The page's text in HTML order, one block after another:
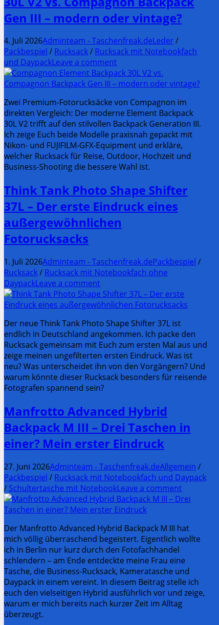
Gen III – modern oder vintage?
4. Juli 2026Adminteam - Taschenfreak.deLeder /
Packbespiel / Rucksack/ Rucksack mit Notebookfach
und DaypackLeave a comment
Zwei Premium-Fotorucksäcke von Compagnon im
direkten Vergleich: Der moderne Element Backpack
30L V2 trifft auf den stilvollen Backpack Generation III.
Ich zeige Euch beide Modelle praxisnah gepackt mit
Nikon- und FUJIFILM-GFX-Equipment und erkläre,
welcher Rucksack für Reise, Outdoor, Hochzeit und
Business-Shooting die bessere Wahl ist.
Think Tank Photo Shape Shifter
37L – Der erste Eindruck eines
außergewöhnlichen
Fotorucksacks
1. Juli 2026Adminteam - Taschenfreak.dePackbespiel /
Rucksack/ Rucksack mit Notebookfach ohne
DaypackLeave a comment
Der neue Think Tank Photo Shape Shifter 37L ist
endlich in Deutschland angekommen. Ich packe den
Rucksack gemeinsam mit Euch zum ersten Mal aus und
zeige meinen ungefilterten ersten Eindruck. Was ist
neu? Was unterscheidet ihn von den Vorgängern? Und
warum könnte dieser Rucksack besonders für reisende
Fotografen spannend sein?
Manfrotto Advanced Hybrid
Backpack M III – Drei Taschen in
einer? Mein erster Eindruck
27. Juni 2026Adminteam - Taschenfreak.deAllgemein /
Packbespiel / Rucksack mit Notebookfach und Daypack
/ Schultertasche mit NotebookLeave a comment
Der Manfrotto Advanced Hybrid Backpack M III hat
mich völlig überraschend begeistert. Eigentlich wollte
ich in Berlin nur kurz durch den Fotofachhandel
schlendern – am Ende entdeckte meine Frau eine
Tasche, die Business-Rucksack, Kameratasche und
Daypack in einem vereint. In diesem Beitrag stelle ich
euch den vielseitigen Hybrid ausführlich vor und zeige,
warum er mich bereits nach kurzer Zeit im Alltag
überzeugt.